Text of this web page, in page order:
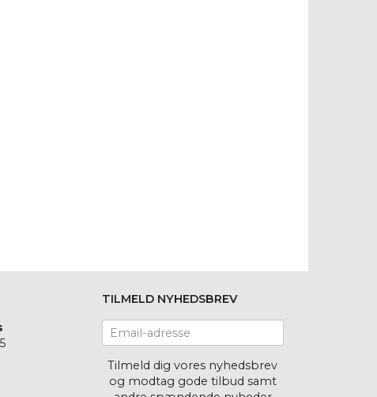
TILMELD NYHEDSBREV
adresse
Tilmeld dig vores nyhedsbrev
og modtag gode tilbud samt